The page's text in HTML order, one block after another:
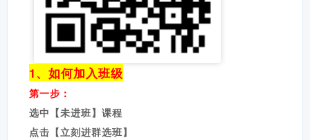
1、如何加入班级
第一步：
选中【未进班】课程
点击【立刻进群选班】